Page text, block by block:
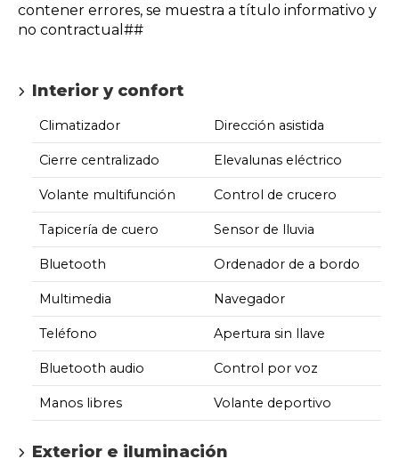
contener errores, se muestra a título informativo y
no contractual##
Interior y confort
Climatizador Dirección asistida
Cierre centralizado Elevalunas eléctrico
Volante multifunción Control de crucero
Tapicería de cuero Sensor de lluvia
Bluetooth Ordenador de a bordo
Multimedia Navegador
Teléfono Apertura sin llave
Bluetooth audio Control por voz
Manos libres Volante deportivo
Exterior e iluminación